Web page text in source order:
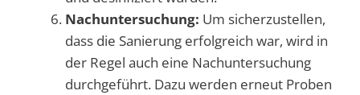
Nachuntersuchung: Um sicherzustellen,
dass die Sanierung erfolgreich war, wird in
der Regel auch eine Nachuntersuchung
durchgeführt. Dazu werden erneut Proben